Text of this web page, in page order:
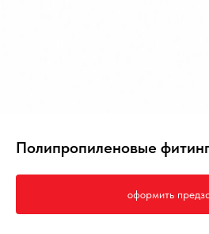
Полипропиленовые
оформить